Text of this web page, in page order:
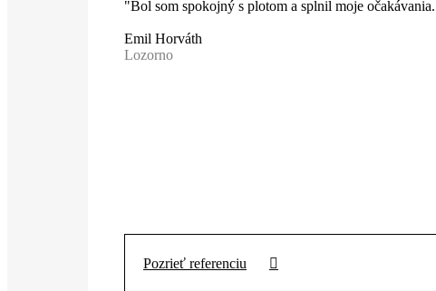
"Bol som spokojný s plotom a splnil moje
Emil Horváth
Lozorno
Pozrieť referenciu